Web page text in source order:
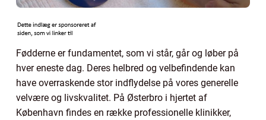
Fødderne er fundamentet, som vi står, går og løber på
hver eneste dag. Deres helbred og velbefindende kan
have overraskende stor indflydelse på vores generelle
velvære og livskvalitet. På Østerbro i hjertet af
København findes en række professionelle klinikker,